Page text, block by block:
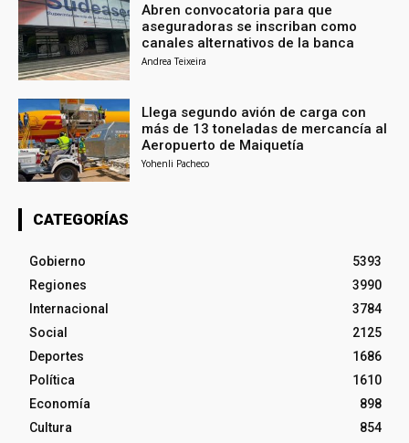
Abren convocatoria para que
aseguradoras se inscriban como
canales alternativos de la banca
Andrea Teixeira
Llega segundo avión de carga con
más de 13 toneladas de mercancía al
Aeropuerto de Maiquetía
Yohenli Pacheco
CATEGORÍAS
Gobierno
5393
Regiones
3990
Internacional
3784
Social
2125
Deportes
1686
Política
1610
Economía
898
Cultura
854